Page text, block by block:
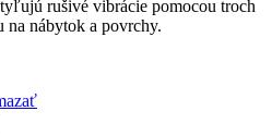
rušivé vibrácie pomocou troch
na nábytok a povrchy.